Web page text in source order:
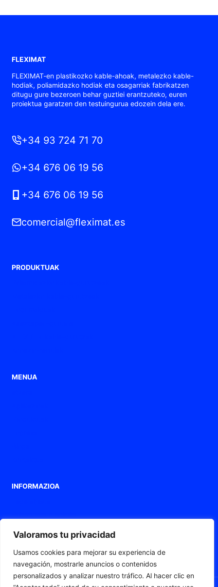
Valoramos tu privacidad
Usamos cookies para mejorar su experiencia de
navegación, mostrarle anuncios o contenidos
personalizados y analizar nuestro tráfico. Al hacer clic en
FLEXIMAT
FLEXIMAT-en plastikozko kable-ahoak, metalezko kable-
hodiak, poliamidazko hodiak eta osagarriak fabrikatzen
ditugu gure bezeroen behar guztiei erantzuteko, euren
proiektua garatzen den testuingurua edozein dela ere.
+34 93 724 71 70
+34 676 06 19 56
+34 676 06 19 56
comercial@fleximat.es
PRODUKTUAK
MENUA
INFORMAZIOA
Irisgarritasun-adierazpena
Web mapa